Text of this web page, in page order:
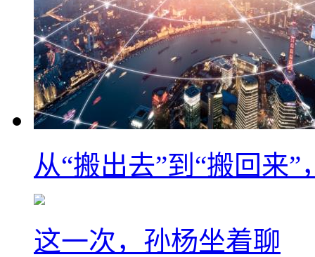
从“搬出去”到“搬回来
这一次，孙杨坐着聊